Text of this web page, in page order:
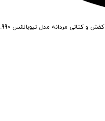
کفش و کتانی مردانه مدل نیوبالانس NEWBALNANCE_990 رنگ طوسی کد 41369